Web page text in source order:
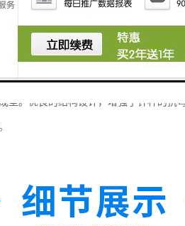
型。优良的结构设计，增强了钎杆的抗